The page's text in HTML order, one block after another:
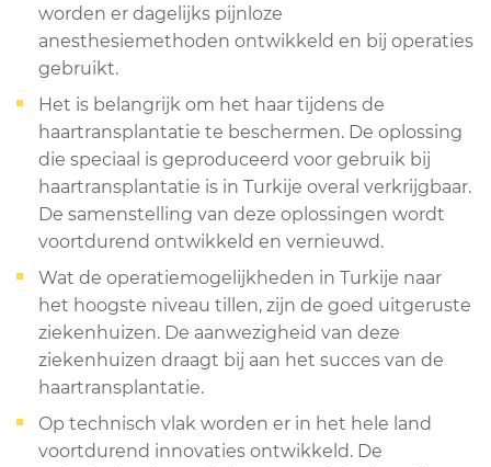
worden er dagelijks pijnloze
anesthesiemethoden ontwikkeld en bij operaties
gebruikt.
Het is belangrijk om het haar tijdens de
haartransplantatie te beschermen. De oplossing
die speciaal is geproduceerd voor gebruik bij
haartransplantatie is in Turkije overal verkrijgbaar.
De samenstelling van deze oplossingen wordt
voortdurend ontwikkeld en vernieuwd.
Wat de operatiemogelijkheden in Turkije naar
het hoogste niveau tillen, zijn de goed uitgeruste
ziekenhuizen. De aanwezigheid van deze
ziekenhuizen draagt bij aan het succes van de
haartransplantatie.
Op technisch vlak worden er in het hele land
voortdurend innovaties ontwikkeld. De